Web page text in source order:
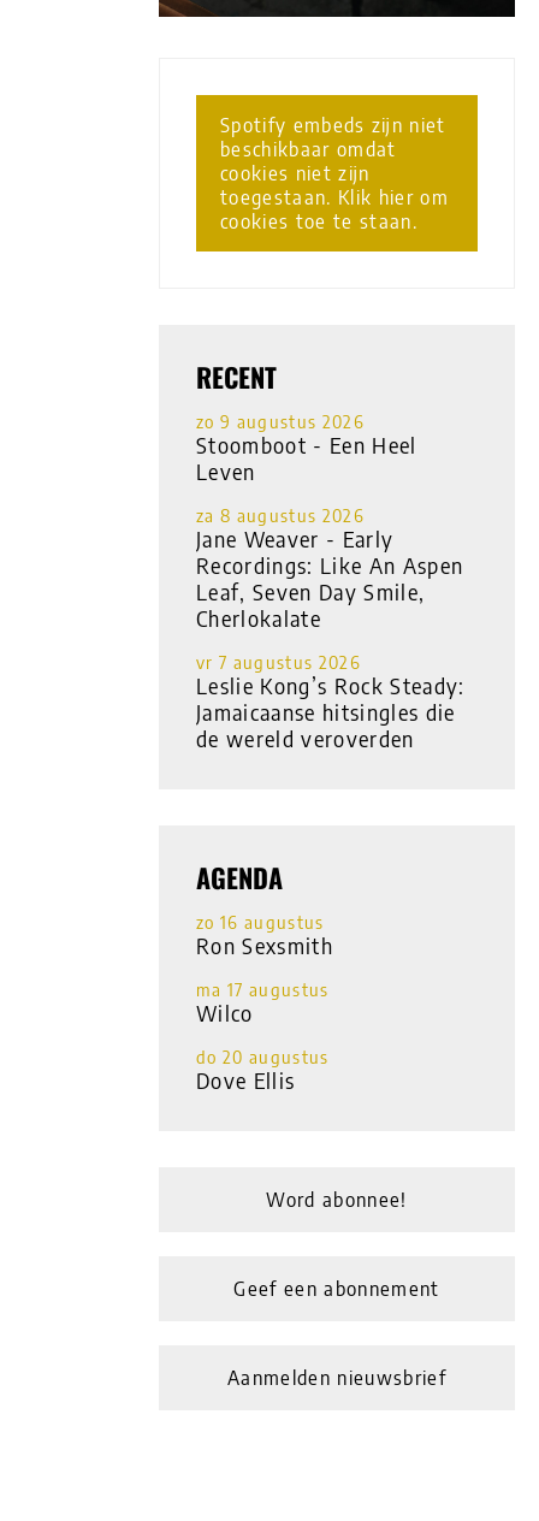
Spotify embeds zijn niet
beschikbaar omdat
cookies niet zijn
toegestaan. Klik hier om
cookies toe te staan.
RECENT
zo 9 augustus 2026
Stoomboot - Een Heel
Leven
za 8 augustus 2026
Jane Weaver - Early
Recordings: Like An Aspen
Leaf, Seven Day Smile,
Cherlokalate
vr 7 augustus 2026
Leslie Kong’s Rock Steady:
Jamaicaanse hitsingles die
de wereld veroverden
AGENDA
zo 16 augustus
Ron Sexsmith
ma 17 augustus
Wilco
do 20 augustus
Dove Ellis
Word abonnee!
Geef een abonnement
Aanmelden nieuwsbrief